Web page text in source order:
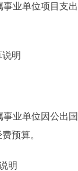
单位项目支出
明
单位因公出国
预算。
明